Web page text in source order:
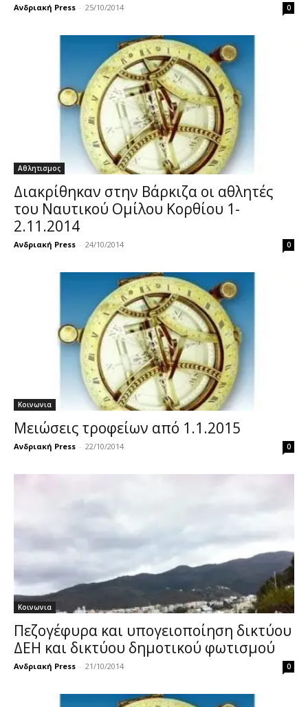
Ανδριακή Press - 25/10/2014 0
Αθλητισμος
Διακρίθηκαν στην Βάρκιζα οι αθλητές
του Ναυτικού Ομίλου Κορθίου 1-
2.11.2014
Ανδριακή Press - 24/10/2014 0
Κοινωνια
Μειώσεις τροφείων από 1.1.2015
Ανδριακή Press - 22/10/2014 0
Κοινωνια
Πεζογέφυρα και υπογειοποίηση δικτύου
ΔΕΗ και δικτύου δημοτικού φωτισμού
Ανδριακή Press - 21/10/2014 0